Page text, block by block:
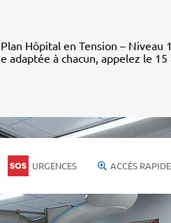
Hôpital en Tension – Niveau
adaptée à chacun, appelez le 15
URGENCES ACCÈS